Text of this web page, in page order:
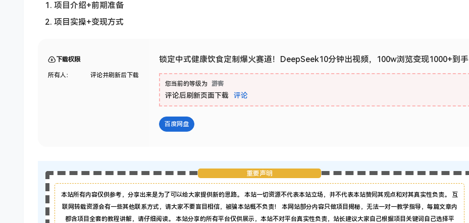
项目介绍+前期准备
项目实操+变现方式
下载权限
所有人： 评论并刷新后下载
锁定中式健康饮食定制爆火赛道！DeepSeek10分钟出视频，100w浏览变现1000+到手
您当前的等级为 游客
评论后刷新页面下载 评论
百度网盘
重要声明
本站所有内容仅供参考，分享出来是为了可以给大家提供新的思路。 本站一切资源不代表本站立场，并不代表本站赞同其观点和对其真实性负责。 互
联网转载资源会有一些其他联系方式，请大家不要盲目相信，被骗本站概不负责！ 本网站部分内容只做项目揭秘，无法一对一教学指导，每篇文章内
都含项目全套的教程讲解，请仔细阅读。 本站分享的所有平台仅供展示，本站不对平台真实性负责，站长建议大家自己根据项目关键词自己选择平